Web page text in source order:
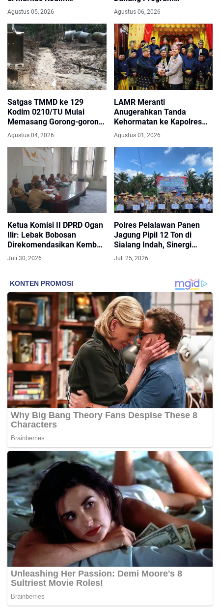
1004/Kotabaru.
Agustus 05, 2026
Ketahanan Pangan
Agustus 06, 2026
Satgas TMMD ke 129
Kodim 0210/TU Mulai
Memasang Gorong-gorong
di Jarak 400 Meter dari
Titik Nol
Agustus 04, 2026
LAMR Meranti
Anugerahkan Tanda
Kehormatan ke Kapolres
AKBP Gede
Agustus 01, 2026
Ketua Komisi II DPRD Ogan
Ilir: Lebak Bobosan
Direkomendasikan Kembali
ke Ahli Waris
Juli 30, 2026
Polres Pelalawan Panen
Jagung Pipil 12 Ton di
Sialang Indah, Sinergi
Wujudkan Swasembada
Pangan Kuartal III 2026
Juli 25, 2026